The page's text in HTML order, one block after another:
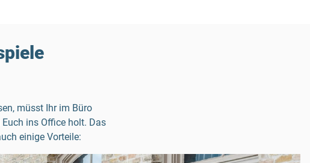
müsst Ihr im Büro
ins Office holt. Das
einige Vorteile: